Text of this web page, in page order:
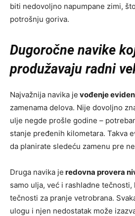
biti nedovoljno napumpane zimi,
potrošnju goriva.
Dugoročne navike
produžavaju radni
Najvažnija navika je vođenje
zamenama delova. Nije dovoljno
ulje negde prošle godine –
stanje pređenih kilometara. Takva
da planirate sledeću zamenu pre
Druga navika je redovna provera
samo ulja, već i rashladne
tečnosti za pranje vetrobrana.
ulogu i njen nedostatak može